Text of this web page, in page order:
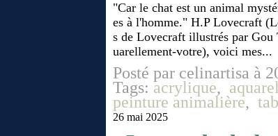
"Car le chat est un animal
es à l'homme." H.P Lovecraft
s de Lovecraft illustrés par Gou
uarellement-votre), voici mes...
Posté par celinartisa à
Tags: acrylique,
peinture animalière,
26 mai 2025